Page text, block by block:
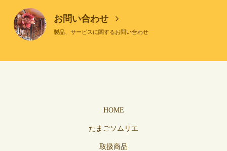
お問い合わせ
製品、サービスに関するお問い合わせ
HOME
たまごソムリエ
取扱商品